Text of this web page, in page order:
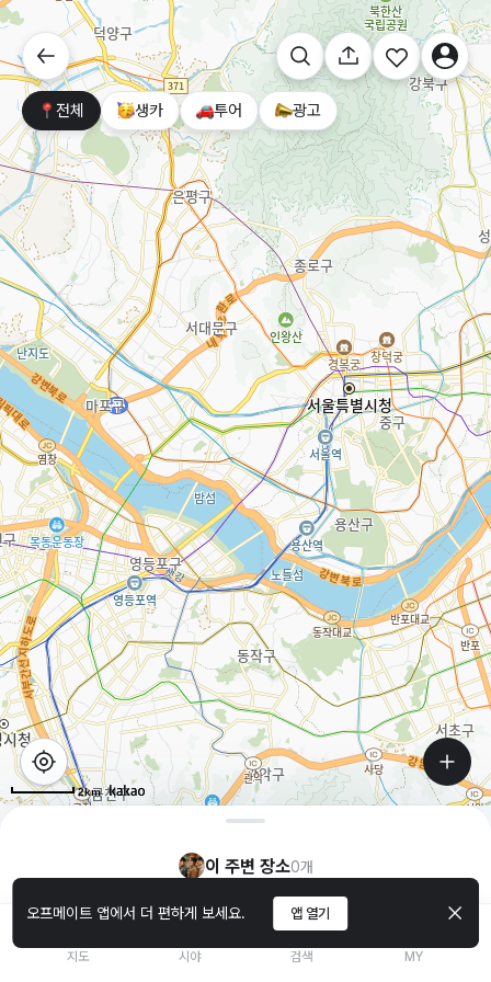
오프메이트 앱에서 더 편하게 보세요. 앱 열기
2km
전체 생카 투어 광고
이 주변 장소0개
지도 시야 검색 MY